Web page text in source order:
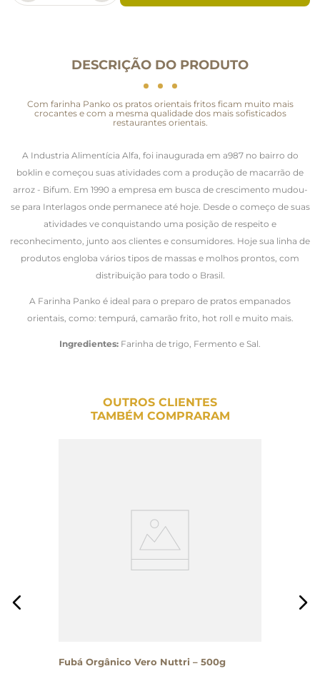
DESCRIÇÃO DO PRODUTO
Com farinha Panko os pratos orientais fritos ficam muito mais
crocantes e com a mesma qualidade dos mais sofisticados
restaurantes orientais.
A Industria Alimentícia Alfa, foi inaugurada em a987 no bairro do
boklin e começou suas atividades com a produção de macarrão de
arroz - Bifum. Em 1990 a empresa em busca de crescimento mudou-
se para Interlagos onde permanece até hoje. Desde o começo de suas
atividades ve conquistando uma posição de respeito e
reconhecimento, junto aos clientes e consumidores. Hoje sua linha de
produtos engloba vários tipos de massas e molhos prontos, com
distribuição para todo o Brasil.
A Farinha Panko é ideal para o preparo de pratos empanados
orientais, como: tempurá, camarão frito, hot roll e muito mais.
Ingredientes: Farinha de trigo, Fermento e Sal.
OUTROS CLIENTES
TAMBÉM COMPRARAM
Fubá Orgânico Vero Nuttri – 500g